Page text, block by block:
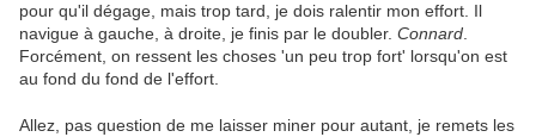
pour qu'il dégage, mais trop tard, je dois ralentir mon effort. Il
navigue à gauche, à droite, je finis par le doubler. Connard
Forcément, on ressent les choses 'un peu trop fort' lorsqu'on est
au fond du fond de l'effort.
Allez, pas question de me laisser miner pour autant, je remets les